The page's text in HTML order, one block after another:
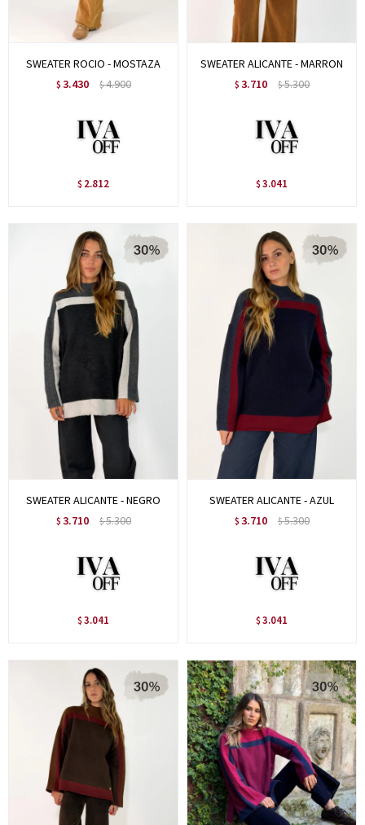
SWEATER ROCIO - MOSTAZA
$ 3.430 $4.900
$ 2.812
SWEATER ALICANTE - MARRON
$ 3.710 $5.300
$ 3.041
SWEATER ALICANTE - NEGRO
$ 3.710 $5.300
$ 3.041
SWEATER ALICANTE - AZUL
$ 3.710 $5.300
$ 3.041